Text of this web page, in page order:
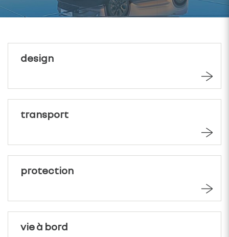
design
transport
protection
vie à bord